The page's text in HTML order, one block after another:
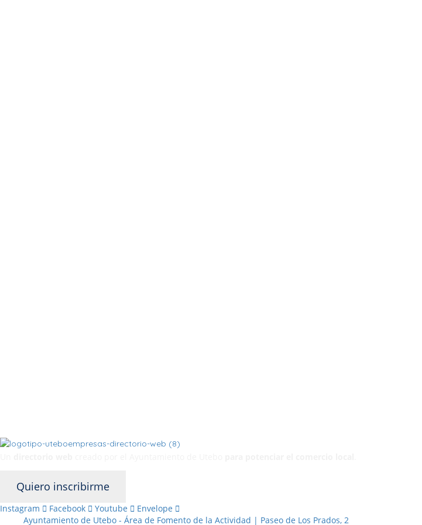
Quiero inscribirme
Instagram Facebook Youtube
Envelope
Ayuntamiento de Utebo - Área de Fomento de la Actividad | Paseo de Los Prados, 2